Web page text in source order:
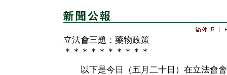
立法會三題：藥物政策
＊＊＊＊＊＊＊＊＊＊
以下是今日（五月二十日）在立法會會